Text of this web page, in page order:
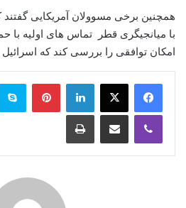
با میانجیگری قطر تماس های اولیه با
امکان توافقی را بررسی کند که
LinkedIn
Viber
Share via Email
Print